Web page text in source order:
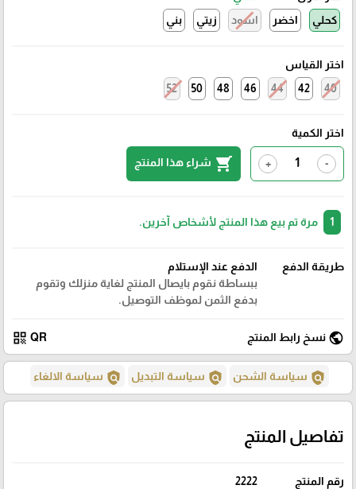
كحلي
اخضر اسود زيتي بني
اختر القياس
40
42
44
46
48
50
52
اختر الكمية
-
+
shopping_cart شراء هذا المنتج
مرة تم بيع هذا المنتج لأشخاص آخرين.
طريقة الدفع
الدفع عند الإستلام
ببساطة نقوم بايصال المنتج لغاية منزلك وتقوم
بدفع الثمن لموظف التوصيل.
public نسخ رابط المنتج QR
qr_code
policy سياسة الشحن policy سياسة التبديل policy سياسة الالغاء
تفاصيل المنتج
رقم المنتج 2222